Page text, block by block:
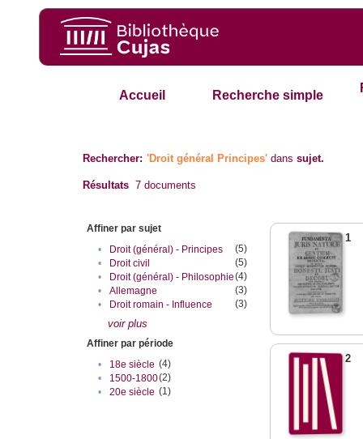
Accueil Recherche simple
Rechercher: 'Droit général Principes' danssujet.
Résultats 7 documents
Affiner par sujet
•
Droit (général) - Principes
(5)
•
Droit civil
(5)
•
Droit (général) - Philosophie(4)
•
Allemagne
(3)
•
Droit romain - Influence (3)
voir plus
Affiner par période
•
18e siècle (4)
•
1500-1800(2)
•
20e siècle (1)
1
2